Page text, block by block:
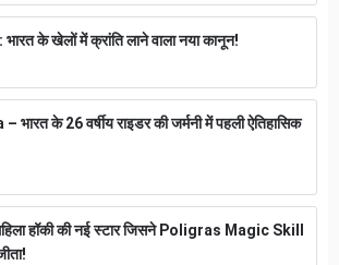
के खेलों में क्रांति लाने वाला नया कानून!
के 26 वर्षीय राइडर की जर्मनी में पहली ऐतिहासिक
हॉकी की नई स्टार जिसने Poligras Magic Skill